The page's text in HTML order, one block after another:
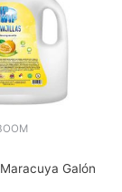
Galón